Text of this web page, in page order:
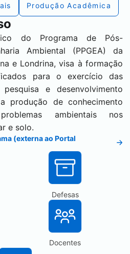
Produção Acadêmica
do Programa de Pós-
Ambiental (PPGEA) da
e Londrina, visa à formação
para o exercício das
e desenvolvimento
produção de conhecimento
ambientais nos
e solo.
(externa ao Portal
Defesas
Docentes